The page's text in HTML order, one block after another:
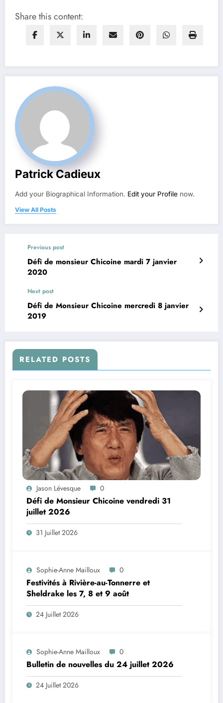
Share this content:
Patrick Cadieux
Add your Biographical Information. Edit your Profile now.
View All Posts
Previous post
Défi de monsieur Chicoine mardi 7 janvier
2020
Next post
Défi de Monsieur Chicoine mercredi 8 janvier
2019
RELATED POSTS
Jason Lévesque 0
Défi de Monsieur Chicoine vendredi 31
juillet 2026
31 Juillet 2026
Sophie-Anne Mailloux 0
Festivités à Rivière-au-Tonnerre et
Sheldrake les 7, 8 et 9 août
24 Juillet 2026
Sophie-Anne Mailloux 0
Bulletin de nouvelles du 24 juillet 2026
24 Juillet 2026